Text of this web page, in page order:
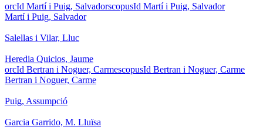
orcId Martí i Puig, SalvadorscopusId Martí i Puig, Salvador
Martí i Puig, Salvador
Salellas i Vilar, Lluc
Heredia Quicios, Jaume
orcId Bertran i Noguer, CarmescopusId Bertran i Noguer, Carme
Bertran i Noguer, Carme
Puig, Assumpció
Garcia Garrido, M. Lluïsa